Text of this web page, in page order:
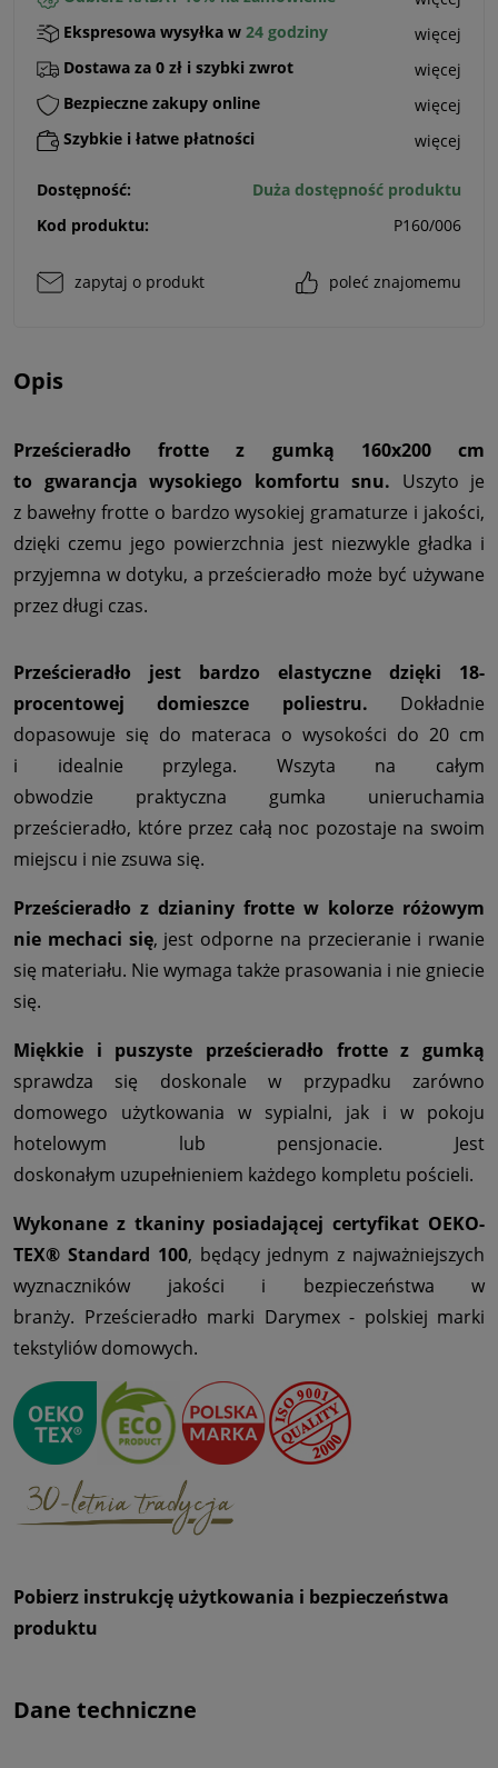
Ekspresowa wysyłka w 24 godziny
więcej
Dostawa za 0 zł i szybki zwrot
więcej
Bezpieczne zakupy online
więcej
Szybkie i łatwe płatności
więcej
Dostępność:
Duża dostępność produktu
Kod produktu:
P160/006
zapytaj o produkt poleć znajomemu
Opis
Prześcieradło frotte z gumką 160x200 cm
to gwarancja wysokiego komfortu snu. Uszyto je
z bawełny frotte o bardzo wysokiej gramaturze i jakości,
dzięki czemu jego powierzchnia jest niezwykle gładka i
przyjemna w dotyku, a prześcieradło może być używane
przez długi czas.
Prześcieradło jest bardzo elastyczne dzięki 18-
procentowej domieszce poliestru. Dokładnie
dopasowuje się do materaca o wysokości do 20 cm
i idealnie przylega. Wszyta na całym
obwodzie praktyczna gumka unieruchamia
prześcieradło, które przez całą noc pozostaje na swoim
miejscu i nie zsuwa się.
Prześcieradło z dzianiny frotte w kolorze różowym
nie mechaci się, jest odporne na przecieranie i rwanie
się materiału. Nie wymaga także prasowania i nie gniecie
się.
Miękkie i puszyste prześcieradło frotte z gumką
sprawdza się doskonale w przypadku zarówno
domowego użytkowania w sypialni, jak i w pokoju
hotelowym lub pensjonacie. Jest
doskonałym uzupełnieniem każdego kompletu pościeli.
Wykonane z tkaniny posiadającej certyfikat OEKO-
TEX® Standard 100, będący jednym z najważniejszych
wyznaczników jakości i bezpieczeństwa w
branży. Prześcieradło marki Darymex - polskiej marki
tekstyliów domowych.
Pobierz instrukcję użytkowania i bezpieczeństwa
produktu
Dane techniczne